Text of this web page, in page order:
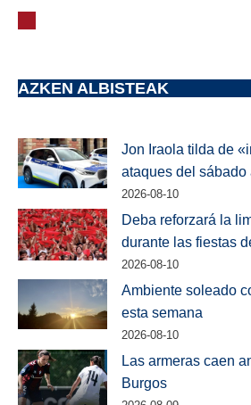
AZKEN ALBISTEAK
Jon Iraola tilda de
ataques del
2026-08-10
Deba reforzará la
durante las fiestas
2026-08-10
Ambiente soleado
esta semana
2026-08-10
Las armeras caen
Burgos